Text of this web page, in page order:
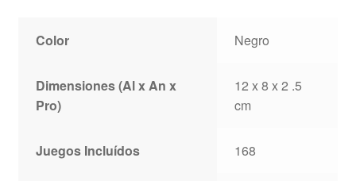
Color Negro
Dimensiones (Al x An x
Pro)
12 x 8 x 2 .5
cm
Juegos Incluídos 168